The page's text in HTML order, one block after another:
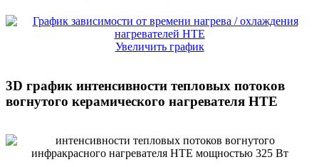
Увеличить график
3D график интенсивности тепловых потоков
вогнутого керамического нагревателя HTE